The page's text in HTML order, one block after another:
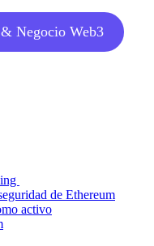
Negocio Web3
de Ethereum
activo